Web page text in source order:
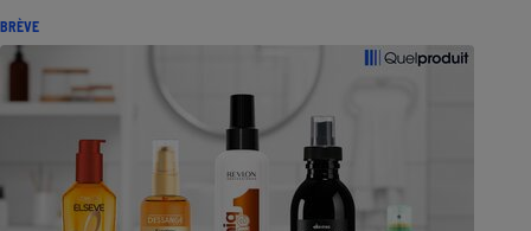
BRÈVE